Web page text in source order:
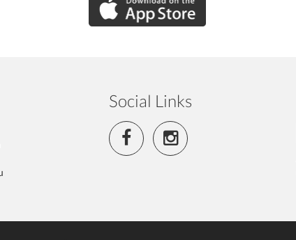
Social Links